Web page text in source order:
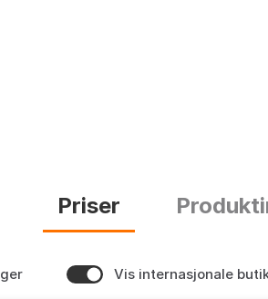
Priser
Vis internasjonale